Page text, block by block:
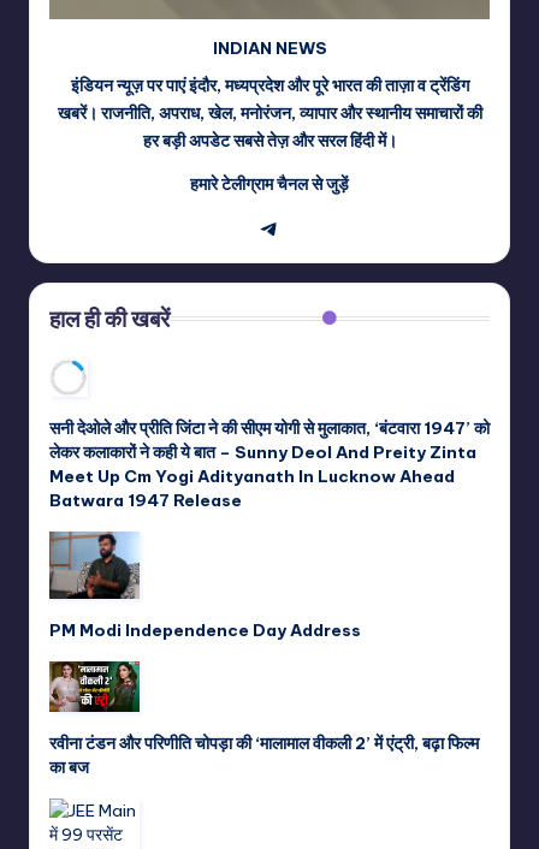
INDIAN NEWS
इंडियन न्यूज़ पर पाएं इंदौर, मध्यप्रदेश और पूरे भारत की ताज़ा व ट्रेंडिंग
खबरें। राजनीति, अपराध, खेल, मनोरंजन, व्यापार और स्थानीय समाचारों की
हर बड़ी अपडेट सबसे तेज़ और सरल हिंदी में।
हमारे टेलीग्राम चैनल से जुड़ें
Telegram
हाल ही की खबरें
सनी देओले और प्रीति जिंटा ने की सीएम योगी से मुलाकात, ‘बंटवारा 1947’ को
लेकर कलाकारों ने कही ये बात – Sunny Deol And Preity Zinta
Meet Up Cm Yogi Adityanath In Lucknow Ahead
Batwara 1947 Release
PM Modi Independence Day Address
रवीना टंडन और परिणीति चोपड़ा की ‘मालामाल वीकली 2’ में एंट्री, बढ़ा फिल्म
का बज